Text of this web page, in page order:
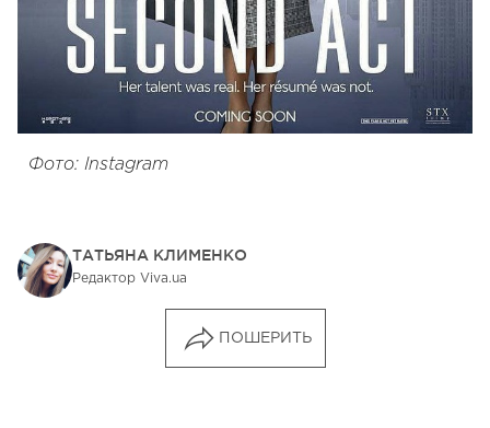
Фото: Instagram
ТАТЬЯНА КЛИМЕНКО
Редактор Viva.ua
ПОШЕРИТЬ